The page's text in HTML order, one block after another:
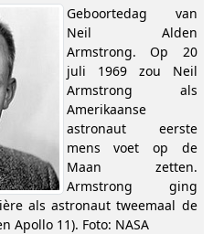
Geboortedag van
Neil Alden
Armstrong. Op 20
juli 1969 zou Neil
Armstrong als
Amerikaanse
astronaut eerste
mens voet op de
Maan zetten.
Armstrong ging
als astronaut tweemaal de
Apollo 11). Foto: NASA